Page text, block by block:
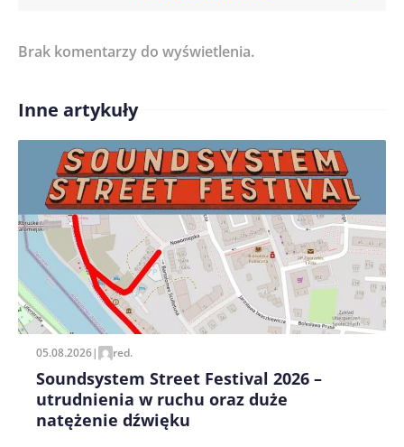
Treść komentarza*
Imię/ Nick*
Zapamiętaj moje dane w tej przeglądarce podczas
pisania kolejnych komentarzy.
Brak komentarzy do wyświetlenia.
Inne artykuły
05.08.2026| red.
Soundsystem Street Festival 2026 –
utrudnienia w ruchu oraz duże
natężenie dźwięku